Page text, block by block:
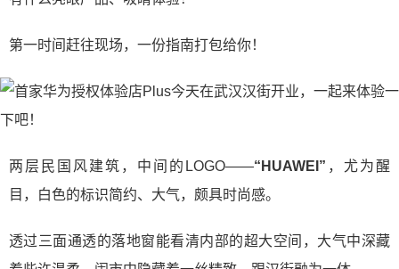
第一时间赶往现场，一份指南打包给你！
两层民国风建筑，中间的LOGO——“HUAWEI” ，尤为醒
目，白色的标识简约、大气，颇具时尚感。
透过三面通透的落地窗能看清内部的超大空间，大气中深藏